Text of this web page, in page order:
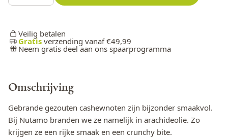
Veilig betalen
Gratis verzending vanaf €49,99
Neem gratis deel aan ons spaarprogramma
Omschrijving
Gebrande gezouten cashewnoten zijn bijzonder smaakvol.
Bij Nutamo branden we ze namelijk in arachideolie. Zo
krijgen ze een rijke smaak en een crunchy bite.